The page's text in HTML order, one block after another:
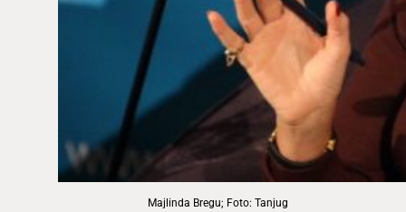
Majlinda Bregu; Foto: Tanjug